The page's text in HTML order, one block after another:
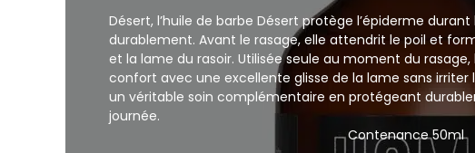
Désert, l’huile de barbe Désert protège l’épiderme
durablement. Avant le rasage, elle attendrit le poil et
et la lame du rasoir. Utilisée seule au moment du
confort avec une excellente glisse de la lame sans irriter
un véritable soin complémentaire en protégeant
journée.
Contenance 50ml